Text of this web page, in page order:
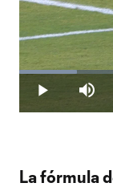
Play Mute
Loaded:
18.12%
La fórmula